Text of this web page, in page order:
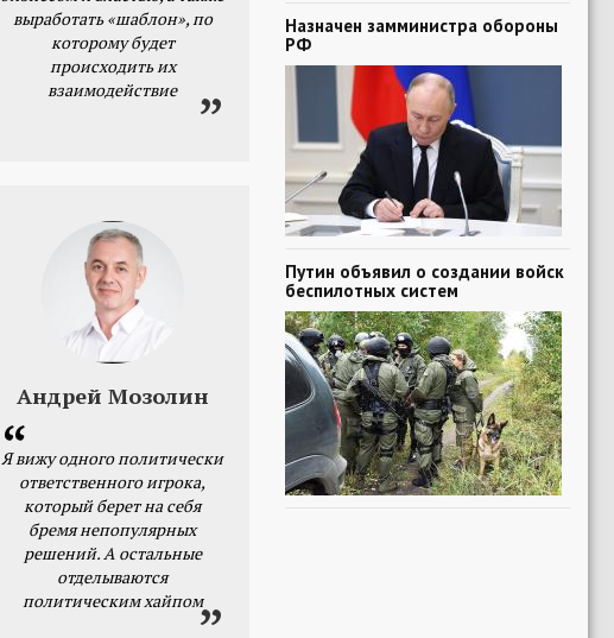
выработать «шаблон», по
которому будет
происходить их
взаимодействие
Андрей Мозолин
Я вижу одного политически
ответственного игрока,
который берет на себя
бремя непопулярных
решений. А остальные
отделываются
политическим хайпом
Назначен замминистра обороны
РФ
Путин объявил о создании войск
беспилотных систем